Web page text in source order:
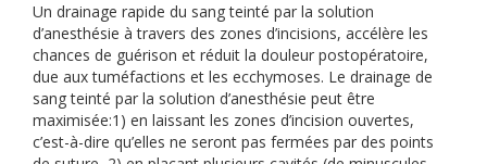
Un drainage rapide du sang teinté par la solution
d’anesthésie à travers des zones d’incisions, accélère les
chances de guérison et réduit la douleur postopératoire,
due aux tuméfactions et les ecchymoses. Le drainage de
sang teinté par la solution d’anesthésie peut être
maximisée:1) en laissant les zones d’incision ouvertes,
c’est-à-dire qu’elles ne seront pas fermées par des points